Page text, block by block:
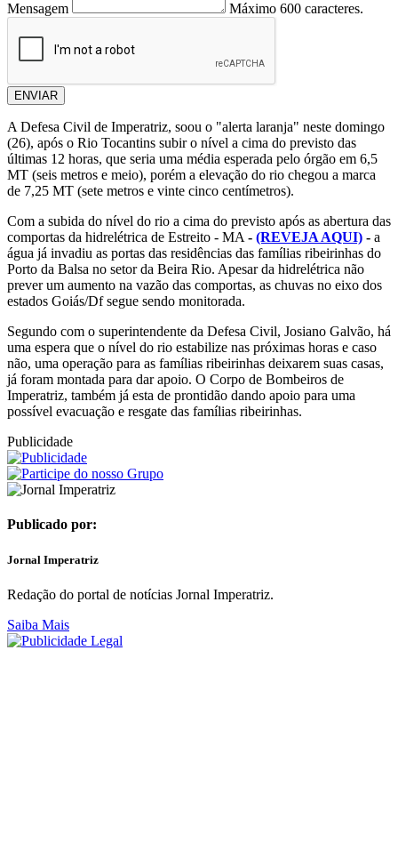
Mensagem Máximo 600 caracteres.
ENVIAR
A Defesa Civil de Imperatriz, soou o "alerta laranja" neste domingo
(26), após o Rio Tocantins subir o nível a cima do previsto das
últimas 12 horas, que seria uma média esperada pelo órgão em 6,5
MT (seis metros e meio), porém a elevação do rio chegou a marca
de 7,25 MT (sete metros e vinte cinco centímetros).
Com a subida do nível do rio a cima do previsto após as abertura das
comportas da hidrelétrica de Estreito - MA - (REVEJA AQUI) - a
água já invadiu as portas das residências das famílias ribeirinhas do
Porto da Balsa no setor da Beira Rio. Apesar da hidrelétrica não
prever um aumento na vazão das comportas, as chuvas no eixo dos
estados Goiás/Df segue sendo monitorada.
Segundo com o superintendente da Defesa Civil, Josiano Galvão, há
uma espera que o nível do rio estabilize nas próximas horas e caso
não, uma operação para as famílias ribeirinhas deixarem suas casas,
já foram montada para dar apoio. O Corpo de Bombeiros de
Imperatriz, também já esta de prontidão dando apoio para uma
possível evacuação e resgate das famílias ribeirinhas.
Publicidade
Publicado por:
Jornal Imperatriz
Redação do portal de notícias Jornal Imperatriz.
Saiba Mais